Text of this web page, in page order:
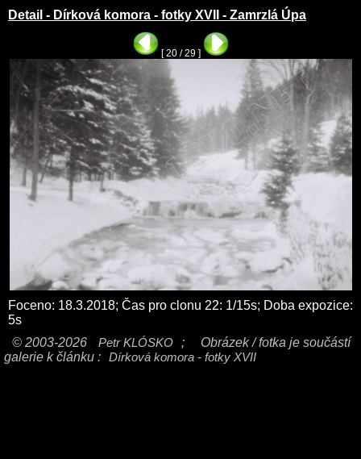
Detail - Dírková komora - fotky XVII - Zamrzlá Úpa
[ 20 / 29 ]
Foceno: 18.3.2018; Čas pro clonu 22: 1/15s; Doba expozice:
5s
© 2003-2026
Petr KLÓSKO ;
Obrázek / fotka je součástí
galerie k článku : Dírková komora - fotky XVII